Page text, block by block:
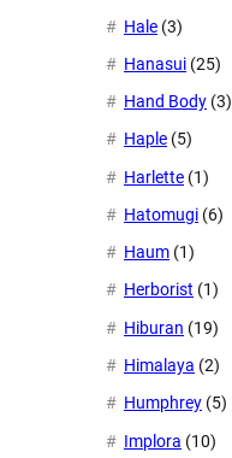
Hale (3)
Hanasui (25)
Hand Body (3)
Haple (5)
Harlette (1)
Hatomugi (6)
Haum (1)
Herborist (1)
Hiburan (19)
Himalaya (2)
Humphrey (5)
Implora (10)